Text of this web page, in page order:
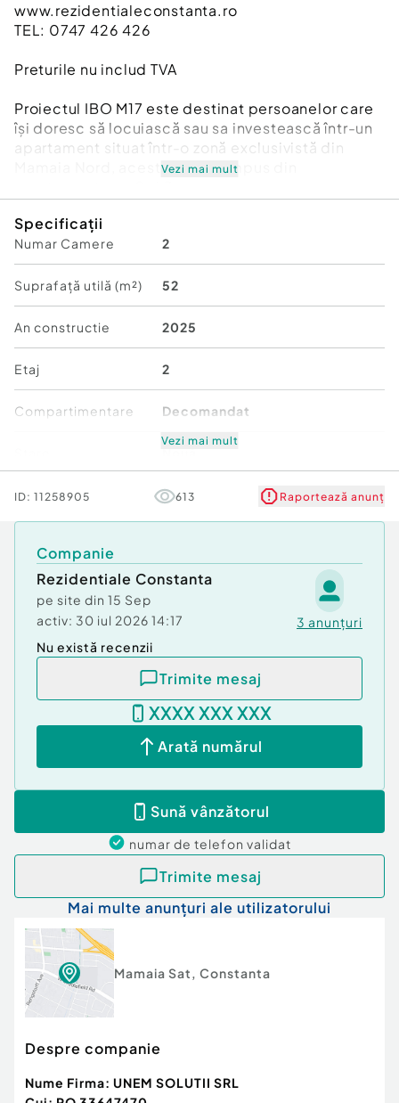
www.rezidentialeconstanta.ro
TEL: 0747 426 426
Preturile nu includ TVA
Proiectul IBO M17 este destinat persoanelor care
își doresc să locuiască sau sa investească într-un
apartament situat într-o zonă exclusivistă din
Mamaia Nord, acesta fiind compus din
la o distanţă de 350m fată de Lac si canalul
Dunare - Marea Neagra, o zona linistită, ideală
pentru relaxare , departe de zgomotul urban , o
zonă complet sistematizată, cu toate utilitatile.
Confort:1
Tip imobil:Bloc de apartamente
Vezi mai mult
Specificații
Numar Camere 2
Suprafață utilă (m²) 52
An constructie 2025
Etaj 2
Compartimentare Decomandat
Comfort 1
Vezi mai mult
ID: 11258905 613 Raportează anunț
Companie
Rezidentiale Constanta
pe site din 15 Sep
activ: 30 iul 2026 14:17 3 anunțuri
Nu există recenzii
Trimite mesaj
XXXX XXX XXX
Arată numărul
Sună vânzătorul
numar de telefon validat
Trimite mesaj
Mai multe anunțuri ale utilizatorului
Mamaia Sat, Constanta
Despre companie
Nume Firma: UNEM SOLUTII SRL